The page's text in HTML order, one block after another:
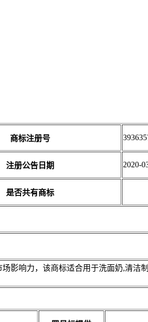
商标注册号
注册公告日期 2020-
是否共有商标
影响力，该商标适合用于洗面奶,清洁